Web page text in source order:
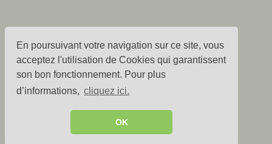
En poursuivant votre navigation sur ce site, vous
acceptez l'utilisation de Cookies qui garantissent
son bon fonctionnement. Pour plus
d’informations, cliquez ici.
OK